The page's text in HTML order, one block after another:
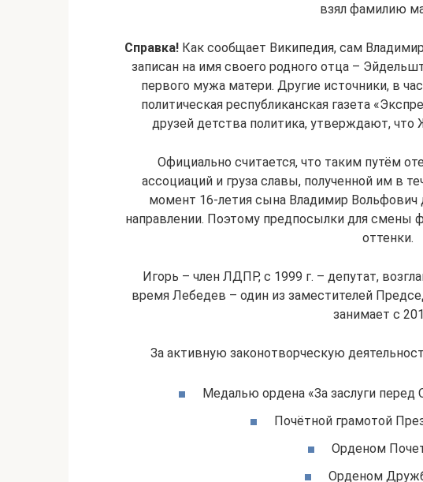
взял фамилию
Справка!Как сообщает Википедия, сам
записан на имя своего родного отца –
первого мужа матери. Другие источники, в
политическая республиканская газета
друзей детства политика, утверждают,
Официально считается, что таким путём
ассоциаций и груза славы, полученной им в
момент 16-летия сына Владимир
направлении. Поэтому предпосылки для смены
оттенки.
Игорь – член ЛДПР, с 1999 г. – депутат,
время Лебедев – один из заместителей
занимает с
За активную законотворческую
Медалью ордена «За заслуги перед
Почётной грамотой
Орденом
Орденом